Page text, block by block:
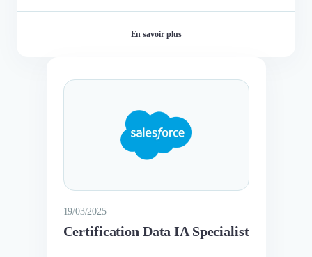
En savoir plus
19/03/2025
Certification Data IA Specialist